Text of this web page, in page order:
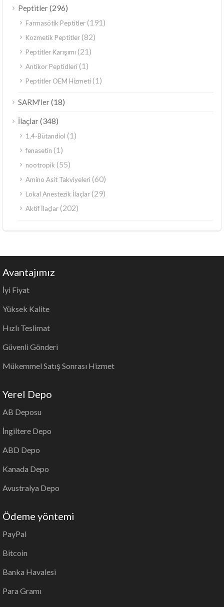
Peptitler(296)
Farmasötik Peptitler(191)
Kozmetik Peptitler(82)
Peptitler Karışımı (21)
Antikor Peptidleri(1)
Peptitler OEM Hizmeti(1)
SARM'ler(18)
İlaçlar(348)
1,4-Bütandiol (1)
fenasetin (1)
nootropik (55)
Amino Asit Takviyeleri(60)
Lokal Anestezik İlaçlar(29)
Aktif İlaçlar(202)
Avantajımız
İyi Fiyat
Yüksek Kalite
Hızlı Teslimat
Güvenli Gönderi
Mükemmel Satış Sonrası Hizmet
Yerel Depo
AB Deposu
İngiltere Depo
ABD Depo
Kanada Depo
Avustralya Depo
Ödeme yöntemi
PayPal
Bitcoin
Banka Havalesi
Para Gramı